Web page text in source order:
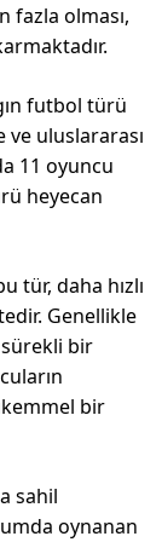
fazla olması,
futbol türü
uluslararası
11 oyuncu
heyecan
tür, daha hızlı
Genellikle
sürekli bir
bir
sahil
oynanan